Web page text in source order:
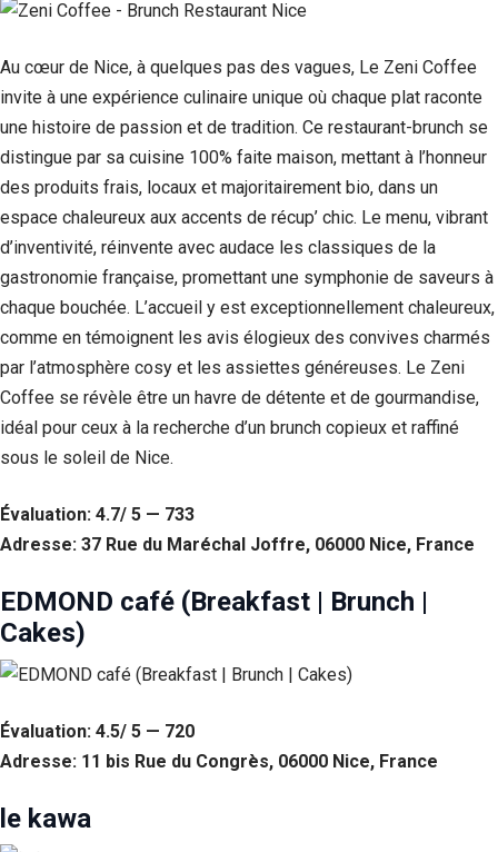
Au cœur de Nice, à quelques pas des vagues, Le Zeni Coffee
invite à une expérience culinaire unique où chaque plat raconte
une histoire de passion et de tradition. Ce restaurant-brunch se
distingue par sa cuisine 100% faite maison, mettant à l’honneur
des produits frais, locaux et majoritairement bio, dans un
espace chaleureux aux accents de récup’ chic. Le menu, vibrant
d’inventivité, réinvente avec audace les classiques de la
gastronomie française, promettant une symphonie de saveurs à
chaque bouchée. L’accueil y est exceptionnellement chaleureux,
comme en témoignent les avis élogieux des convives charmés
par l’atmosphère cosy et les assiettes généreuses. Le Zeni
Coffee se révèle être un havre de détente et de gourmandise,
idéal pour ceux à la recherche d’un brunch copieux et raffiné
sous le soleil de Nice.
Évaluation: 4.7/ 5 — 733
Adresse: 37 Rue du Maréchal Joffre, 06000 Nice, France
EDMOND café (Breakfast | Brunch |
Cakes)
Évaluation: 4.5/ 5 — 720
Adresse: 11 bis Rue du Congrès, 06000 Nice, France
le kawa